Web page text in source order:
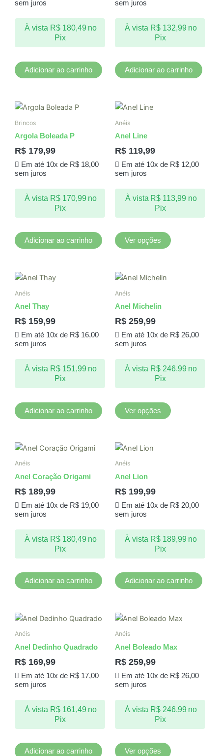
sem juros
À vista R$180,49 no
Pix
Adicionar ao carrinho
sem juros
À vista R$132,99 no
Pix
Adicionar ao carrinho
Brincos
Argola Boleada P
R$ 179,99
Em até 10x de R$18,00
sem juros
À vista R$170,99 no
Pix
Adicionar ao carrinho
Anéis
Anel Line
R$ 119,99
Em até 10x de R$12,00
sem juros
À vista R$ 113,99 no
Pix
Ver opções
As
podem
ser
página
Anéis
Anel Thay
R$ 159,99
Em até 10x de R$16,00
sem juros
À vista R$151,99 no
Pix
Adicionar ao carrinho
Anéis
Anel Michelin
R$ 259,99
Em até 10x de R$26,00
sem juros
À vista R$246,99 no
Pix
Ver opções
As
podem
ser
página
Anéis
Anel Coração Origami
R$ 189,99
Em até 10x de R$19,00
sem juros
À vista R$180,49 no
Pix
Adicionar ao carrinho
Anéis
Anel Lion
R$ 199,99
Em até 10x de R$20,00
sem juros
À vista R$189,99 no
Pix
Adicionar ao carrinho
Anéis
Anel Dedinho Quadrado
R$ 169,99
Em até 10x de R$17,00
sem juros
À vista R$161,49 no
Pix
Adicionar ao carrinho
Anéis
Anel Boleado Max
R$ 259,99
Em até 10x de R$26,00
sem juros
À vista R$246,99 no
Pix
Ver opções
Este
As
podem
ser
página